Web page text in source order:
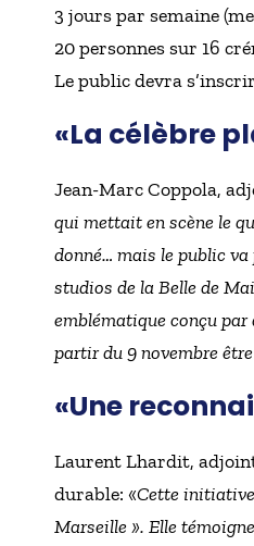
3 jours par semaine
20 personnes sur 16
Le public devra
«La célèbre
Jean-Marc Coppola,
qui mettait en scène le
donné… mais le public
studios de la Belle de
emblématique conçu
partir du 9 novembre
«Une
Laurent Lhardit,
durable: «Cette initiative
Marseille ». Elle